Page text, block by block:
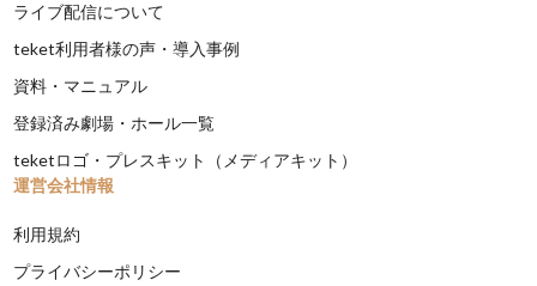
ライブ配信について
teket利用者様の声・導入事例
資料・マニュアル
登録済み劇場・ホール一覧
teketロゴ・プレスキット（メディアキット）
運営会社情報
利用規約
プライバシーポリシー